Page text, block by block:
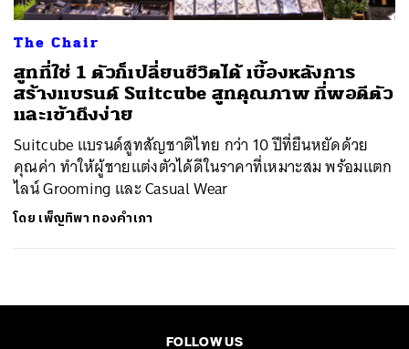
The Chair
สูทที่ใช่ 1 ตัวก็เปลี่ยนชีวิตได้ เบื้องหลังการ
สร้างแบรนด์ Suitcube สูทคุณภาพ ที่พอดีตัว
และเข้าถึงง่าย
Suitcube แบรนด์สูทสัญชาติไทย กว่า 10 ปีที่ยืนหยัดด้วย
คุณค่า ทำให้ผู้ชายแต่งตัวได้ดีในราคาที่เหมาะสม พร้อมแตก
ไลน์ Grooming และ Casual Wear
โดย เพ็ญทิพา ทองคำเภา
FOLLOW US
SHARE TWEET LINE EMAIL